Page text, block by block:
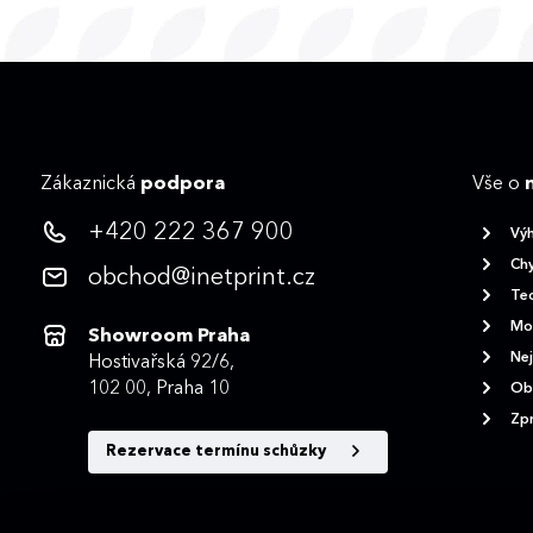
Zákaznická podpora
+420 222 367 900
obchod@inetprint.cz
Showroom Praha
Hostivařská 92/6,
102 00, Praha 10
Rezervace termínu schůzky
Vše o